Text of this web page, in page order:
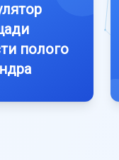
полого